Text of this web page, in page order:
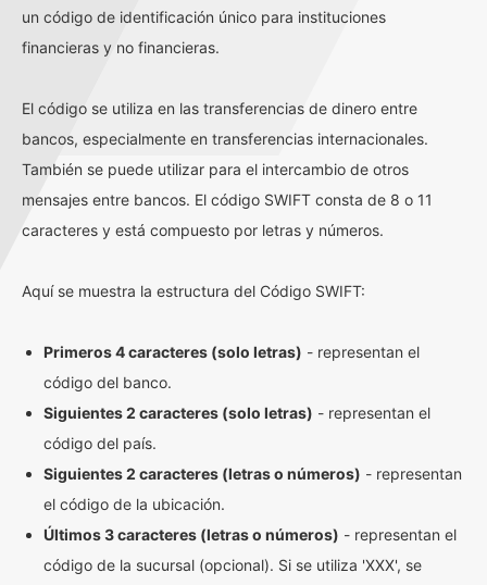
un código de identificación único para instituciones
financieras y no financieras.
El código se utiliza en las transferencias de dinero entre
bancos, especialmente en transferencias internacionales.
También se puede utilizar para el intercambio de otros
mensajes entre bancos. El código SWIFT consta de 8 o 11
caracteres y está compuesto por letras y números.
Aquí se muestra la estructura del Código SWIFT:
Primeros 4 caracteres (solo letras) - representan el
código del banco.
Siguientes 2 caracteres (solo letras) - representan el
código del país.
Siguientes 2 caracteres (letras o números) - representan
el código de la ubicación.
Últimos 3 caracteres (letras o números) - representan el
código de la sucursal (opcional). Si se utiliza 'XXX', se